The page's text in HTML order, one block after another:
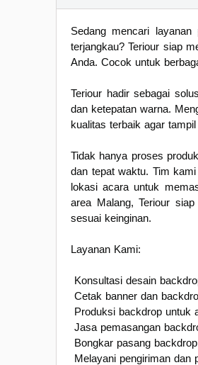
Sedang mencari
terjangkau? Teriour siap
Anda. Cocok untuk
Teriour hadir sebagai
dan ketepatan warna.
kualitas terbaik agar
Tidak hanya proses
dan tepat waktu. Tim
lokasi acara untuk
area Malang, Teriour
sesuai keinginan.
Layanan Kami:
Konsultasi desain
Cetak banner dan
Produksi backdrop untuk
Jasa pemasangan
Bongkar pasang
Melayani pengiriman dan